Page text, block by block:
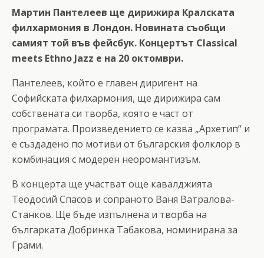
Мартин Пантелеев ще дирижира Кралската
филхармония в Лондон. Новината съобщи
самият той във фейсбук. Концертът Classical
meets Ethno Jazz е на 20 октомври.
Пантелеев, който е главен диригент на
Софийската филхармония, ще дирижира сам
собствената си творба, която е част от
програмата. Произведението се казва „Архетип“ и
е създадено по мотиви от българския фолклор в
комбинация с модерен неоромантизъм.
В концерта ще участват още кавалджията
Теодосий Спасов и сопраното Ваня Ватралова-
Станков. Ще бъде изпълнена и творба на
българката Добринка Табакова, номинирана за
Грами.